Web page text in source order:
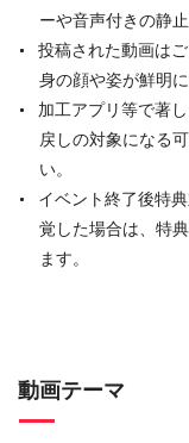
ーや音声付きの静
投稿された動画は
身の顔や姿が鮮明
加工アプリ等で著
戻しの対象になる
い。
イベント終了後特
覚した場合は、特
ます。
動画テーマ